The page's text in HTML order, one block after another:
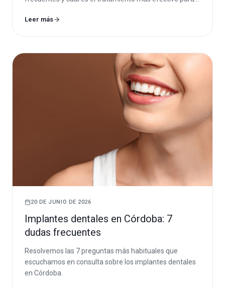
Leer más
20 DE JUNIO DE 2026
Implantes dentales en Córdoba: 7
dudas frecuentes
Resolvemos las 7 preguntas más habituales que
escuchamos en consulta sobre los implantes dentales
en Córdoba.